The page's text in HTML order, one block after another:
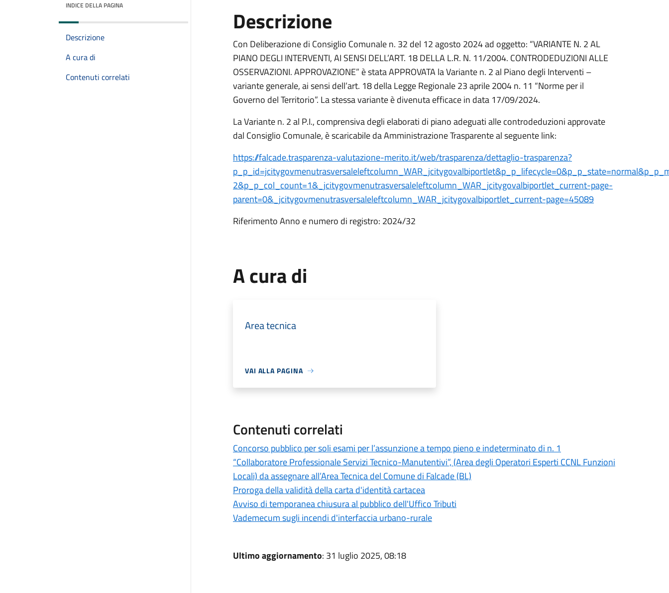
INDICE DELLA PAGINA
Descrizione
A cura di
Contenuti correlati
Descrizione
Con Deliberazione di Consiglio Comunale n. 32 del 12 agosto 2024 ad oggetto: “VARIANTE N. 2 AL
PIANO DEGLI INTERVENTI, AI SENSI DELL’ART. 18 DELLA L.R. N. 11/2004. CONTRODEDUZIONI ALLE
OSSERVAZIONI. APPROVAZIONE” è stata APPROVATA la Variante n. 2 al Piano degli Interventi –
variante generale, ai sensi dell’art. 18 della Legge Regionale 23 aprile 2004 n. 11 “Norme per il
Governo del Territorio”. La stessa variante è divenuta efficace in data 17/09/2024.
La Variante n. 2 al P.I., comprensiva degli elaborati di piano adeguati alle controdeduzioni approvate
dal Consiglio Comunale, è scaricabile da Amministrazione Trasparente al seguente link:
https://falcade.trasparenza-valutazione-merito.it/web/trasparenza/dettaglio-trasparenza?
2&p_p_col_count=1&_jcitygovmenutrasversaleleftcolumn_WAR_jcitygovalbiportlet_current-page-
parent=0&_jcitygovmenutrasversaleleftcolumn_WAR_jcitygovalbiportlet_current-page=45089
Riferimento Anno e numero di registro: 2024/32
A cura di
Area tecnica
VAI ALLA PAGINA
Contenuti correlati
Concorso pubblico per soli esami per l’assunzione a tempo pieno e indeterminato di n. 1
“Collaboratore Professionale Servizi Tecnico-Manutentivi”, (Area degli Operatori Esperti CCNL Funzioni
Locali) da assegnare all’Area Tecnica del Comune di Falcade (BL)
Proroga della validità della carta d'identità cartacea
Avviso di temporanea chiusura al pubblico dell'Uffico Tributi
Vademecum sugli incendi d'interfaccia urbano-rurale
Ultimo aggiornamento: 31 luglio 2025, 08:18